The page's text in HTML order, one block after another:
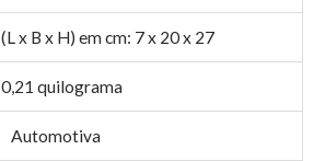
(L x B x H) em cm: 7 x 20 x 27
0,21 quilograma
Automotiva